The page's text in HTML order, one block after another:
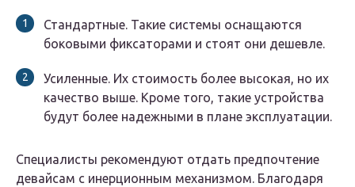
Стандартные. Такие системы оснащаются
боковыми фиксаторами и стоят они дешевле.
Усиленные. Их стоимость более высокая, но их
качество выше. Кроме того, такие устройства
будут более надежными в плане эксплуатации.
Специалисты рекомендуют отдать предпочтение
девайсам с инерционным механизмом. Благодаря